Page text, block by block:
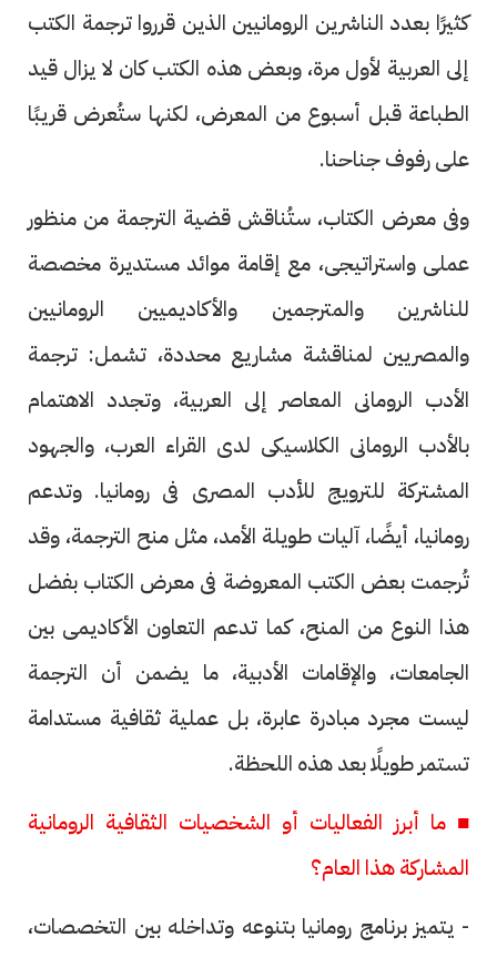
كثيرًا بعدد الناشرين الرومانيين الذين قرروا ترجمة الكتب
إلى العربية لأول مرة، وبعض هذه الكتب كان لا يزال قيد
الطباعة قبل أسبوع من المعرض، لكنها ستُعرض قريبًا
على رفوف جناحنا.
وفى معرض الكتاب، ستُناقش قضية الترجمة من منظور
عملى واستراتيجى، مع إقامة موائد مستديرة مخصصة
للناشرين والمترجمين والأكاديميين الرومانيين
والمصريين لمناقشة مشاريع محددة، تشمل: ترجمة
الأدب الرومانى المعاصر إلى العربية، وتجدد الاهتمام
بالأدب الرومانى الكلاسيكى لدى القراء العرب، والجهود
المشتركة للترويج للأدب المصرى فى رومانيا. وتدعم
رومانيا، أيضًا، آليات طويلة الأمد، مثل منح الترجمة، وقد
تُرجمت بعض الكتب المعروضة فى معرض الكتاب بفضل
هذا النوع من المنح، كما تدعم التعاون الأكاديمى بين
الجامعات، والإقامات الأدبية، ما يضمن أن الترجمة
ليست مجرد مبادرة عابرة، بل عملية ثقافية مستدامة
تستمر طويلًا بعد هذه اللحظة.
■ ما أبرز الفعاليات أو الشخصيات الثقافية الرومانية
المشاركة هذا العام؟
- يتميز برنامج رومانيا بتنوعه وتداخله بين التخصصات،